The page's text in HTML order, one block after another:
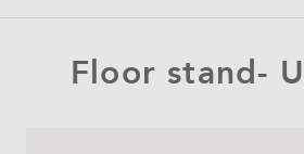
Floor stand-